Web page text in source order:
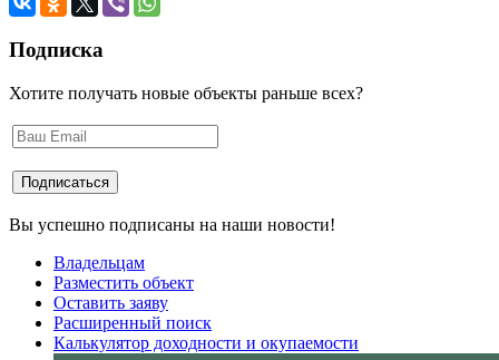
Подписка
Хотите получать новые объекты раньше всех?
Вы успешно подписаны на наши новости!
Владельцам
Разместить объект
Оставить заяву
Расширенный поиск
Калькулятор доходности и окупаемости